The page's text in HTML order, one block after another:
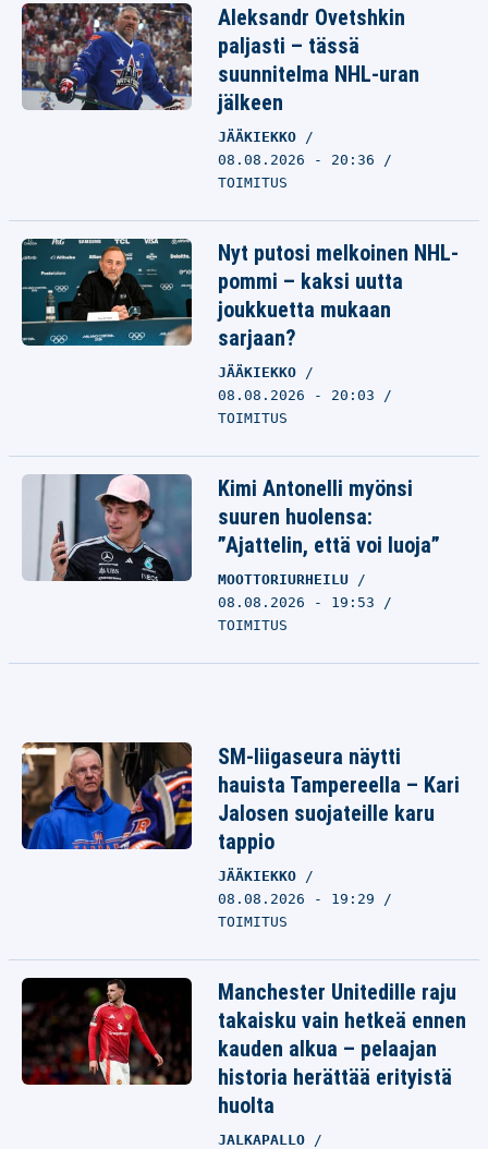
Aleksandr Ovetshkin
paljasti – tässä
suunnitelma NHL-uran
jälkeen
JÄÄKIEKKO
08.08.2026 - 20:36
TOIMITUS
Nyt putosi melkoinen NHL-
pommi – kaksi uutta
joukkuetta mukaan
sarjaan?
JÄÄKIEKKO
08.08.2026 - 20:03
TOIMITUS
Kimi Antonelli myönsi
suuren huolensa:
”Ajattelin, että voi luoja”
MOOTTORIURHEILU
08.08.2026 - 19:53
TOIMITUS
SM-liigaseura näytti
hauista Tampereella – Kari
Jalosen suojateille karu
tappio
JÄÄKIEKKO
08.08.2026 - 19:29
TOIMITUS
Manchester Unitedille raju
takaisku vain hetkeä ennen
kauden alkua – pelaajan
historia herättää erityistä
huolta
JALKAPALLO